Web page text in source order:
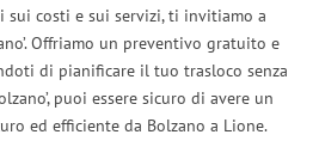
sui costi e sui servizi, ti invitiamo a
Offriamo un preventivo gratuito e
di pianificare il tuo trasloco senza
puoi essere sicuro di avere un
ed efficiente da Bolzano a Lione.